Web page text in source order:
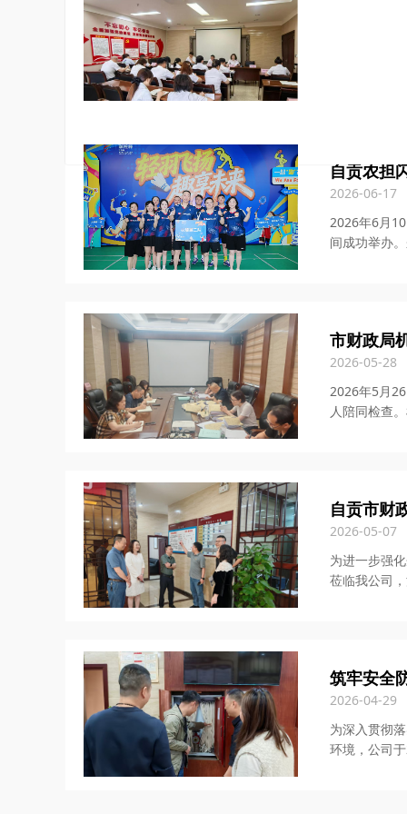
自贡农担
2026-06-17
2026年6月
间成功举办
市财政局
2026-05-28
2026年5月
人陪同检查
自贡市财
2026-05-07
为进一步强
莅临我公司
筑牢安全
2026-04-29
为深入贯彻
环境，公司